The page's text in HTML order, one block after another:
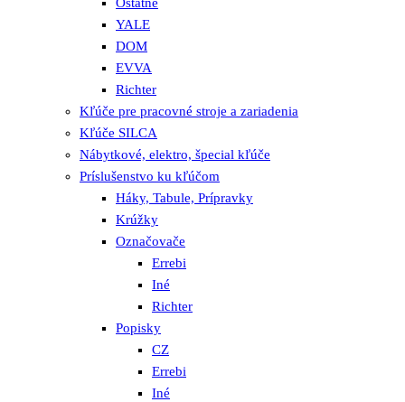
YALE
DOM
EVVA
Richter
Kľúče pre pracovné stroje a zariadenia
Kľúče SILCA
Nábytkové, elektro, špecial kľúče
Príslušenstvo ku kľúčom
Háky, Tabule, Prípravky
Krúžky
Označovače
Errebi
Iné
Richter
Popisky
CZ
Errebi
Iné